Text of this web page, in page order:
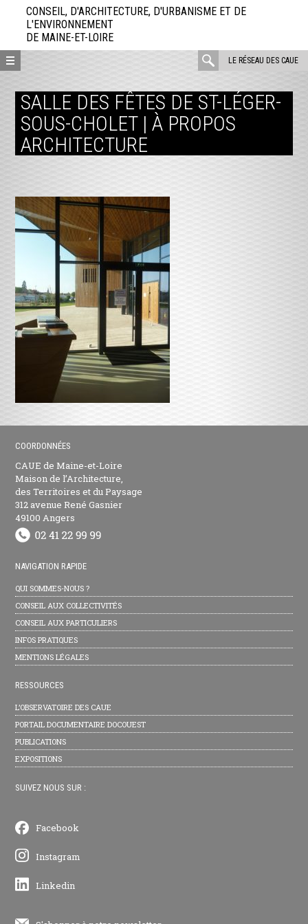
directement
contenu
CONSEIL, D'ARCHITECTURE, D'URBANISME ET DE
L'ENVIRONNEMENT
DE MAINE-ET-LOIRE
LE RÉSEAU DES CAUE
rechercher
SALLE DES FÊTES DE ST-LÉGER-
SOUS-CHOLET | À PROPOS
ARCHITECTURE
COORDONNÉES
CAUE de Maine-et-Loire
Maison de l’Architecture,
des Territoires et du Paysage
312 avenue René Gasnier
49100 Angers
NAVIGATION RAPIDE
QUI SOMMES-NOUS ?
CONSEIL AUX COLLECTIVITÉS
CONSEIL AUX PARTICULIERS
INFOS PRATIQUES
MENTIONS LÉGALES
RESSOURCES
L’OBSERVATOIRE DES CAUE
PORTAIL DOCUMENTAIRE DOCOUEST
PUBLICATIONS
EXPOSITIONS
SUIVEZ NOUS SUR :
Facebook
Instagram
Linkedin